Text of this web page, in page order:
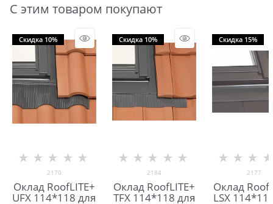
С этим товаром покупают
Скидка 10%
2170
Оклад RoofLITE+
UFX 114*118 для
Скидка 10%
2184
Оклад RoofLITE+
TFX 114*118 для
Скидка 15%
2177
Оклад
LSX